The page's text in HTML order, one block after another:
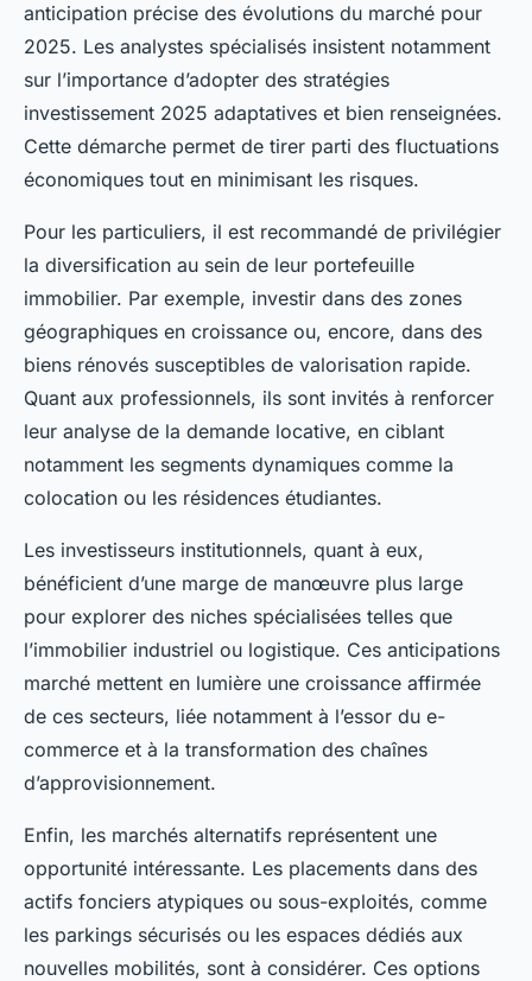
anticipation précise des évolutions du marché pour
2025. Les analystes spécialisés insistent notamment
sur l’importance d’adopter des stratégies
investissement 2025 adaptatives et bien renseignées.
Cette démarche permet de tirer parti des fluctuations
économiques tout en minimisant les risques.
Pour les particuliers, il est recommandé de privilégier
la diversification au sein de leur portefeuille
immobilier. Par exemple, investir dans des zones
géographiques en croissance ou, encore, dans des
biens rénovés susceptibles de valorisation rapide.
Quant aux professionnels, ils sont invités à renforcer
leur analyse de la demande locative, en ciblant
notamment les segments dynamiques comme la
colocation ou les résidences étudiantes.
Les investisseurs institutionnels, quant à eux,
bénéficient d’une marge de manœuvre plus large
pour explorer des niches spécialisées telles que
l’immobilier industriel ou logistique. Ces anticipations
marché mettent en lumière une croissance affirmée
de ces secteurs, liée notamment à l’essor du e-
commerce et à la transformation des chaînes
d’approvisionnement.
Enfin, les marchés alternatifs représentent une
opportunité intéressante. Les placements dans des
actifs fonciers atypiques ou sous-exploités, comme
les parkings sécurisés ou les espaces dédiés aux
nouvelles mobilités, sont à considérer. Ces options